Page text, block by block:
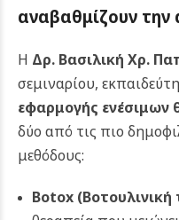
αναβαθμίζουν την
Η Δρ. Βασιλική Χρ.
σεμιναρίου,
εφαρμογής ενέσιμων
δύο από τις πιο
μεθόδους:
Botox(Βοτουλινική